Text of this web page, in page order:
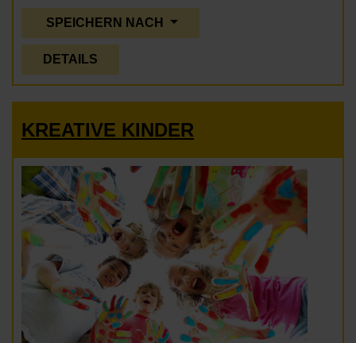
SPEICHERN NACH
DETAILS
KREATIVE KINDER